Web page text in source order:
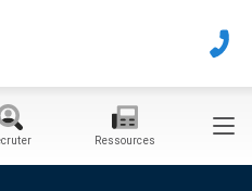
Ressources